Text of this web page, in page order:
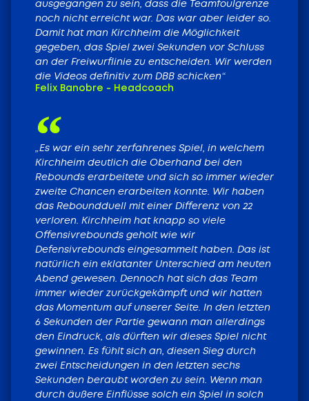
ausgegangen zu sein, dass die Teamfoulgrenze
noch nicht erreicht war. Das war aber leider so.
Damit hat man Kirchheim die Möglichkeit
gegeben, das Spiel zwei Sekunden vor Schluss
an der Freiwurflinie zu entscheiden. Wir werden
die Videos definitiv zum DBB schicken“
Felix Banobre - Headcoach
„Es war ein sehr zerfahrenes Spiel, in welchem
Kirchheim deutlich die Oberhand bei den
Rebounds erarbeitete und sich so immer wieder
zweite Chancen erarbeiten konnte. Wir haben
das Reboundduell mit einer Differenz von 22
verloren. Kirchheim hat knapp so viele
Offensivrebounds geholt wie wir
Defensivrebounds eingesammelt haben. Das ist
natürlich ein eklatanter Unterschied am heuten
Abend gewesen. Dennoch hat sich das Team
immer wieder zurückgekämpft und wir hatten
das Momentum auf unserer Seite. In den letzten
6 Sekunden der Partie gewann man allerdings
den Eindruck, als dürften wir dieses Spiel nicht
gewinnen. Es fühlt sich an, diesen Sieg durch
zwei Entscheidungen in den letzten sechs
Sekunden beraubt worden zu sein. Wenn man
durch äußere Einflüsse solch ein Spiel in solch